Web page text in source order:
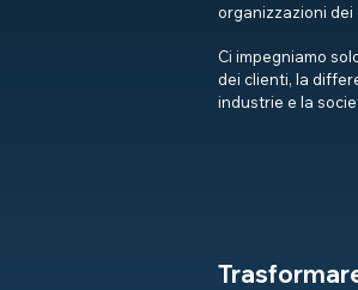
organizzazioni dei
Ci impegniamo
dei clienti, la
industrie e la